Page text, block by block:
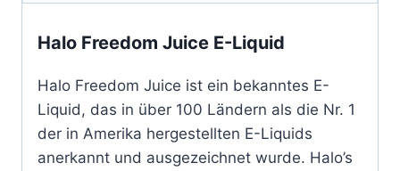
Halo Freedom Juice E-Liquid
Halo Freedom Juice ist ein bekanntes E-
Liquid, das in über 100 Ländern als die Nr. 1
der in Amerika hergestellten E-Liquids
anerkannt und ausgezeichnet wurde. Halo’s